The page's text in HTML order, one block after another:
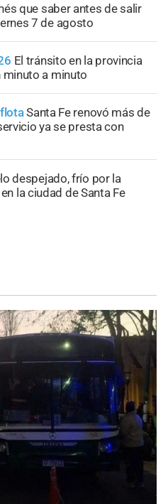
que saber antes de salir
7 de agosto
El tránsito en la provincia
minuto a minuto
Santa Fe renovó más de
ya se presta con
despejado, frío por la
la ciudad de Santa Fe